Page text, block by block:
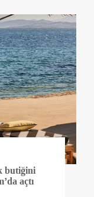
butiğini
açtı